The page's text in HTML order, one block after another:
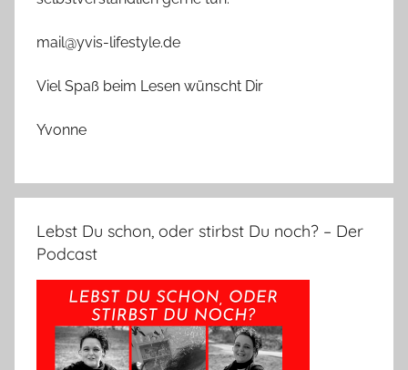
mail@yvis-lifestyle.de
Viel Spaß beim Lesen wünscht Dir
Yvonne
Lebst Du schon, oder stirbst Du noch? – Der
Podcast